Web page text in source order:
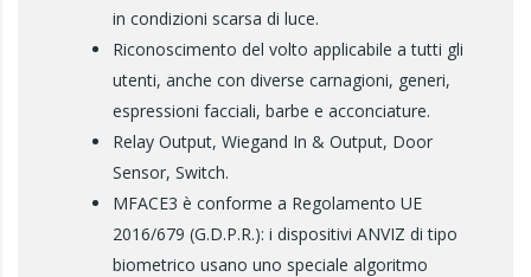
in condizioni scarsa di luce.
Riconoscimento del volto applicabile a tutti gli
utenti, anche con diverse carnagioni, generi,
espressioni facciali, barbe e acconciature.
Relay Output, Wiegand In & Output, Door
Sensor, Switch.
MFACE3 è conforme a Regolamento UE
2016/679 (G.D.P.R.): i dispositivi ANVIZ di tipo
biometrico usano uno speciale algoritmo